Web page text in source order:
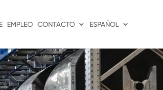
EMPLEO CONTACTO ESPAÑOL